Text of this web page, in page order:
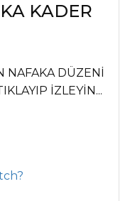
KADER
NAFAKA DÜZENİ
İZLEYİN...